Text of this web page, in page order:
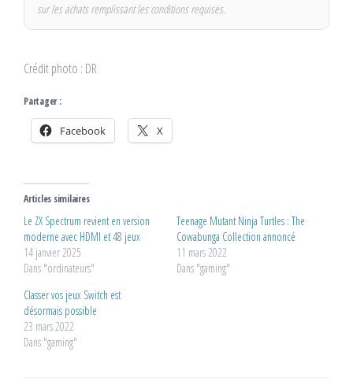
sur les achats remplissant les conditions requises.
Crédit photo : DR
Partager :
Facebook X
Articles similaires
Le ZX Spectrum revient en version
moderne avec HDMI et 48 jeux
14 janvier 2025
Dans "ordinateurs"
Teenage Mutant Ninja Turtles : The
Cowabunga Collection annoncé
11 mars 2022
Dans "gaming"
Classer vos jeux Switch est
désormais possible
23 mars 2022
Dans "gaming"